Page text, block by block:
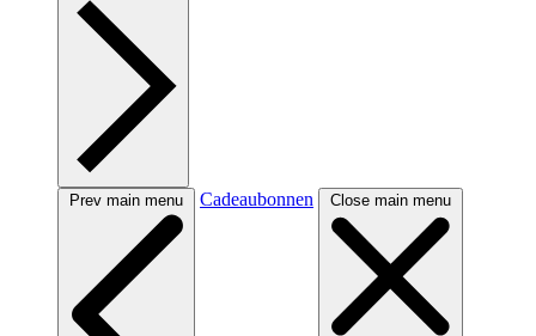
Prev main menu Cadeaubonnen Close main menu